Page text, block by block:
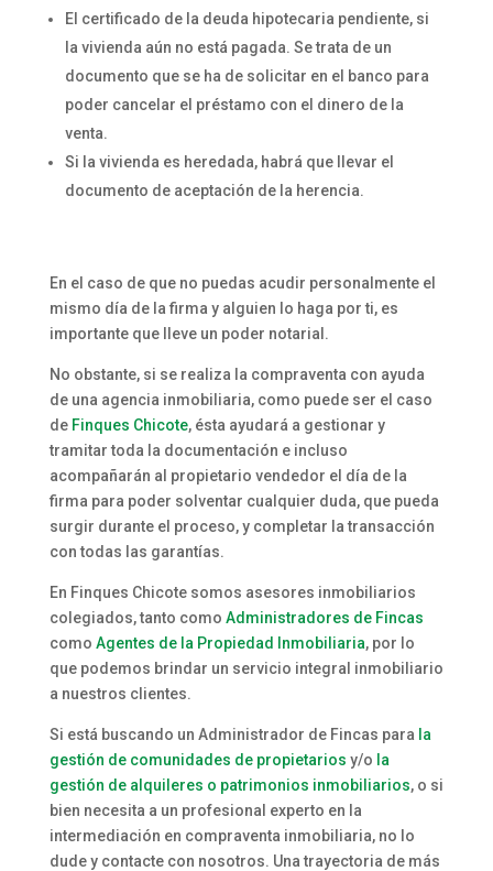
El certificado de la deuda hipotecaria pendiente, si
la vivienda aún no está pagada. Se trata de un
documento que se ha de solicitar en el banco para
poder cancelar el préstamo con el dinero de la
venta.
Si la vivienda es heredada, habrá que llevar el
documento de aceptación de la herencia.
En el caso de que no puedas acudir personalmente el
mismo día de la firma y alguien lo haga por ti, es
importante que lleve un poder notarial.
No obstante, si se realiza la compraventa con ayuda
de una agencia inmobiliaria, como puede ser el caso
de Finques Chicote, ésta ayudará a gestionar y
tramitar toda la documentación e incluso
acompañarán al propietario vendedor el día de la
firma para poder solventar cualquier duda, que pueda
surgir durante el proceso, y completar la transacción
con todas las garantías.
En Finques Chicote somos asesores inmobiliarios
colegiados, tanto como Administradores de Fincas
como Agentes de la Propiedad Inmobiliaria, por lo
que podemos brindar un servicio integral inmobiliario
a nuestros clientes.
Si está buscando un Administrador de Fincas para la
gestión de comunidades de propietarios y/o la
gestión de alquileres o patrimonios inmobiliarios, o si
bien necesita a un profesional experto en la
intermediación en compraventa inmobiliaria, no lo
dude y contacte con nosotros. Una trayectoria de más